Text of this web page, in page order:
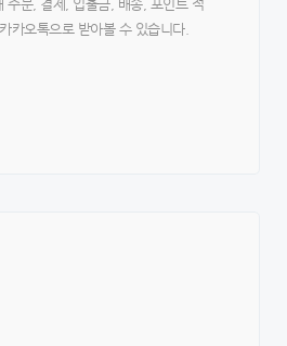
주문, 결제, 입출금, 배송, 포인트 적
카오톡으로 받아볼 수 있습니다.